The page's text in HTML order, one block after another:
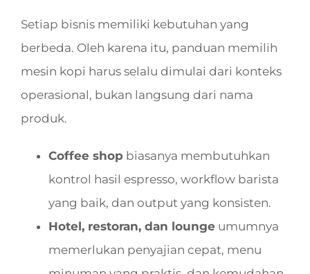
Setiap bisnis memiliki kebutuhan yang
berbeda. Oleh karena itu, panduan memilih
mesin kopi harus selalu dimulai dari konteks
operasional, bukan langsung dari nama
produk.
Coffee shopbiasanya membutuhkan
kontrol hasil espresso, workflow barista
yang baik, dan output yang konsisten.
Hotel, restoran, dan loungeumumnya
memerlukan penyajian cepat, menu